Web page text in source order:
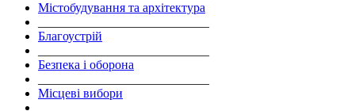
Містобудування та архітектура
Благоустрій
Безпека і оборона
Місцеві вибори